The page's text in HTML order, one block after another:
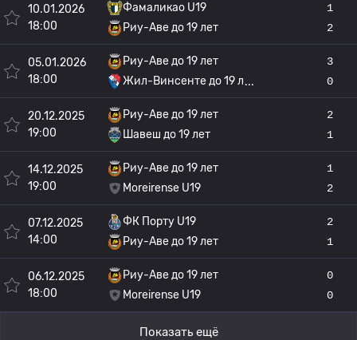
10.01.2026
18:00
Фамаликао U19
Риу-Аве до 19 лет
1
2
05.01.2026
18:00
Риу-Аве до 19 лет
Жил-Винсенте до 19 л
3
0
20.12.2025
19:00
Риу-Аве до 19 лет
Шавеш до 19 лет
2
1
14.12.2025
19:00
Риу-Аве до 19 лет
Moreirense U19
1
2
07.12.2025
14:00
ФК Порту U19
Риу-Аве до 19 лет
2
1
06.12.2025
18:00
Риу-Аве до 19 лет
Moreirense U19
0
0
Показать ещё